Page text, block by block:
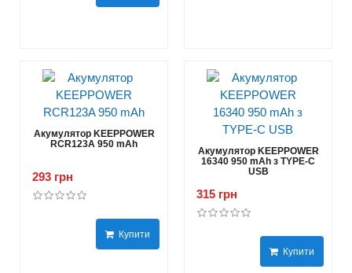
Акумулятор KEEPPOWER
RCR123A 950 mAh
293 грн
Купити
Акумулятор KEEPPOWER
16340 950 mAh з TYPE-C
USB
315 грн
Купити